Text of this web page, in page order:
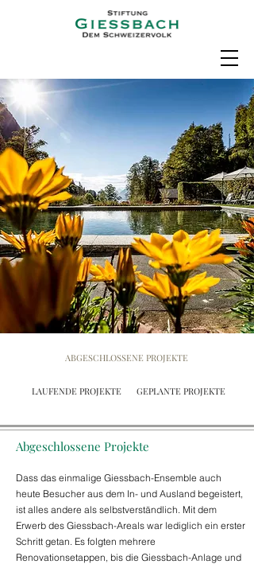
ABGESCHLOSSENE PROJEKTE
LAUFENDE PROJEKTE GEPLANTE PROJEKTE
Abgeschlossene Projekte
Dass das einmalige Giessbach-Ensemble auch
heute Besucher aus dem In- und Ausland begeistert,
ist alles andere als selbstverständlich. Mit dem
Erwerb des Giessbach-Areals war lediglich ein erster
Schritt getan. Es folgten mehrere
Renovationsetappen, bis die Giessbach-Anlage und